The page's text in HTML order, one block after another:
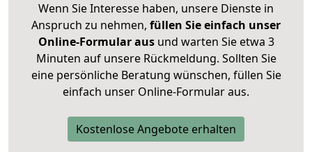
Wenn Sie Interesse haben, unsere Dienste in
Anspruch zu nehmen, füllen Sie einfach unser
Online-Formular ausund warten Sie etwa 3
Minuten auf unsere Rückmeldung. Sollten Sie
eine persönliche Beratung wünschen, füllen Sie
einfach unser Online-Formular aus.
Kostenlose Angebote erhalten